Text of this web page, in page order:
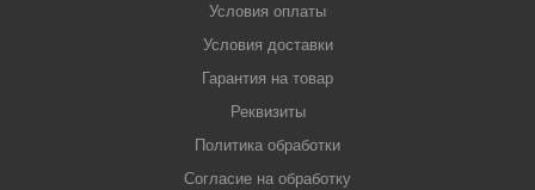
Условия оплаты
Условия доставки
Гарантия на товар
Реквизиты
Политика обработки
Согласие на обработку